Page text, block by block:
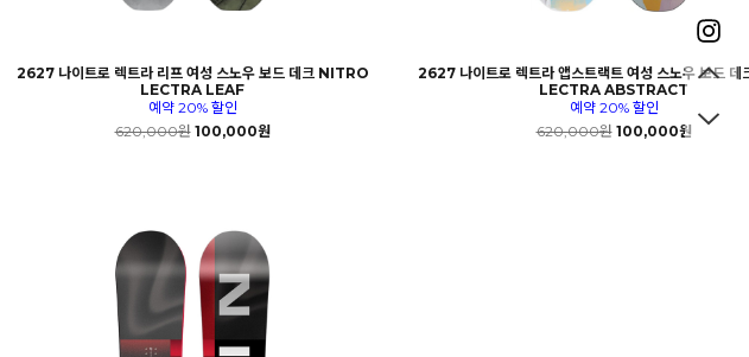
2627 나이트로 렉트라 리프 여성 스노우 보드 데크 NITRO
LECTRA LEAF
예약 20% 할인
620,000원 100,000원
2627 나이트로 렉트라 앱스트랙트 여성 스노우 보드
LECTRA ABSTRACT
예약 20% 할인
620,000원 100,000원